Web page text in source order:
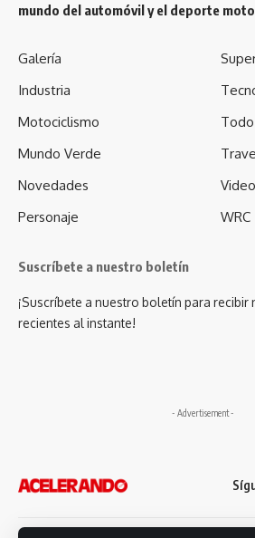
mundo del automóvil y el deporte
Galería
Industria
Motociclismo
Mundo Verde
Novedades
Personaje
Video
WRC
Suscríbete a nuestro boletín
¡Suscríbete a nuestro boletín para
recientes al instante!
- Advertisement -